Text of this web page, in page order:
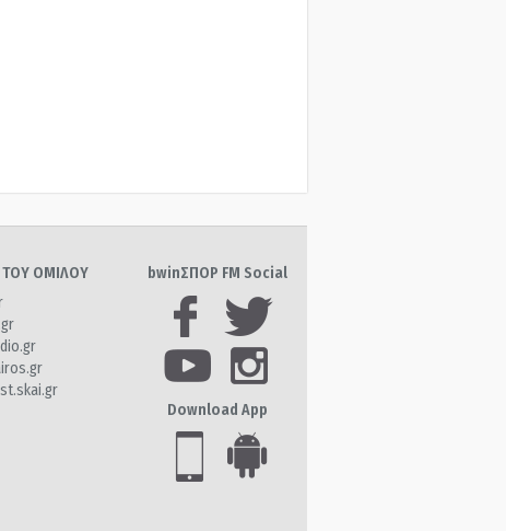
ΤΟΥ ΟΜΙΛΟΥ
bwinΣΠΟΡ FM Social
Download App